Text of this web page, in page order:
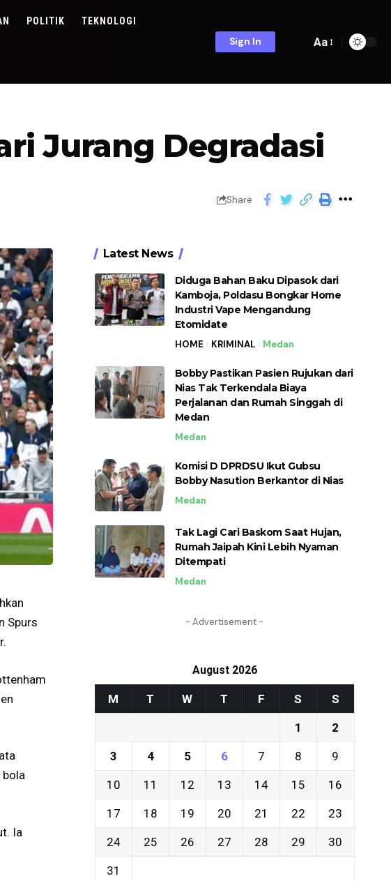
POLITIK TEKNOLOGI
Sign In Aa
Jurang Degradasi
Share
Spurs
bola
Ia
Latest News
Diduga Bahan Baku Dipasok dari
Kamboja, Poldasu Bongkar Home
Industri Vape Mengandung
Etomidate
HOME KRIMINAL Medan
Bobby Pastikan Pasien Rujukan dari
Nias Tak Terkendala Biaya
Perjalanan dan Rumah Singgah di
Medan
Medan
Komisi D DPRDSU Ikut Gubsu
Bobby Nasution Berkantor di Nias
Medan
Tak Lagi Cari Baskom Saat Hujan,
Rumah Jaipah Kini Lebih Nyaman
Ditempati
Medan
- Advertisement -
August 2026
M T W T F S S
1 2
3 4 5 6 7 8 9
10 11 12 13 14 15 16
17 18 19 20 21 22 23
24 25 26 27 28 29 30
31